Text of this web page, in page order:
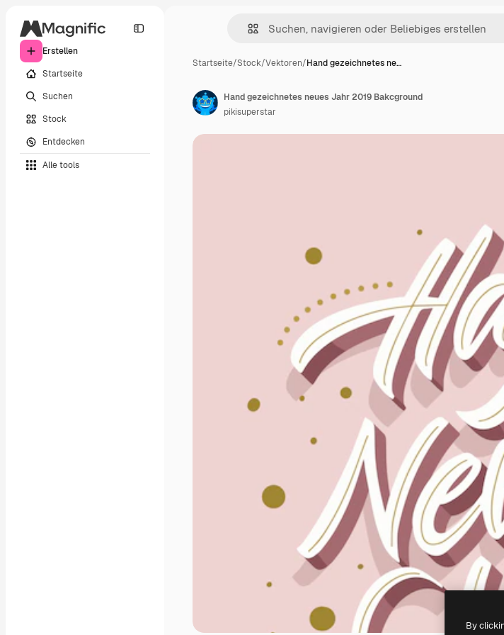
Erstellen
Startseite
Suchen
Stock
Entdecken
Alle tools
Startseite/Stock/Vektoren/Hand gezeichnetes ne…
Hand gezeichnetes neues Jahr 2019 Bakcground
pikisuperstar
By